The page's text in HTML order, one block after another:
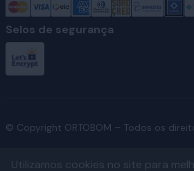
Selos de segurança
© Copyright ORTOBOM – Todos os
Utilizamos cookies no site para